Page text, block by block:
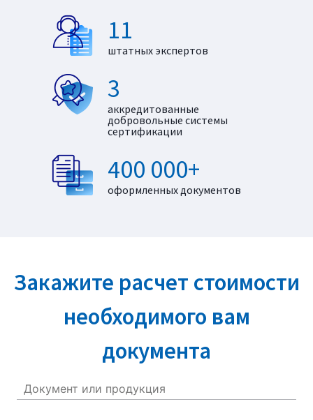
11
штатных экспертов
3
аккредитованные
добровольные системы
сертификации
400 000+
оформленных документов
Закажите расчет стоимости
необходимого вам
документа